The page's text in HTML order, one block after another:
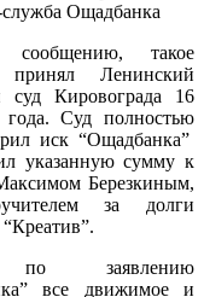
Ощадбанка
сообщению, такое
принял Ленинский
суд Кировограда 16
Суд полностью
иск “Ощадбанка”
указанную сумму к
Березкиным,
за долги
по заявлению
все движимое и